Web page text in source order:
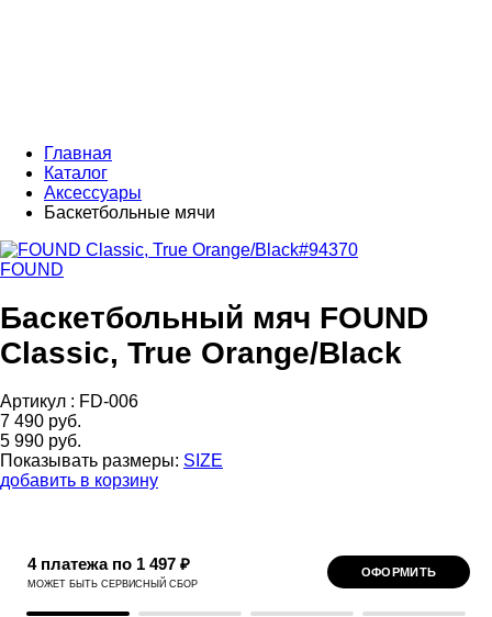
Главная
Каталог
Аксессуары
Баскетбольные мячи
FOUND
Баскетбольный мяч FOUND
Classic, True Orange/Black
Артикул : FD-006
7 490 руб.
5 990 руб.
Показывать размеры: SIZE
добавить в корзину
4 платежа по 1 497 ₽
МОЖЕТ БЫТЬ СЕРВИСНЫЙ СБОР
ОФОРМИТЬ